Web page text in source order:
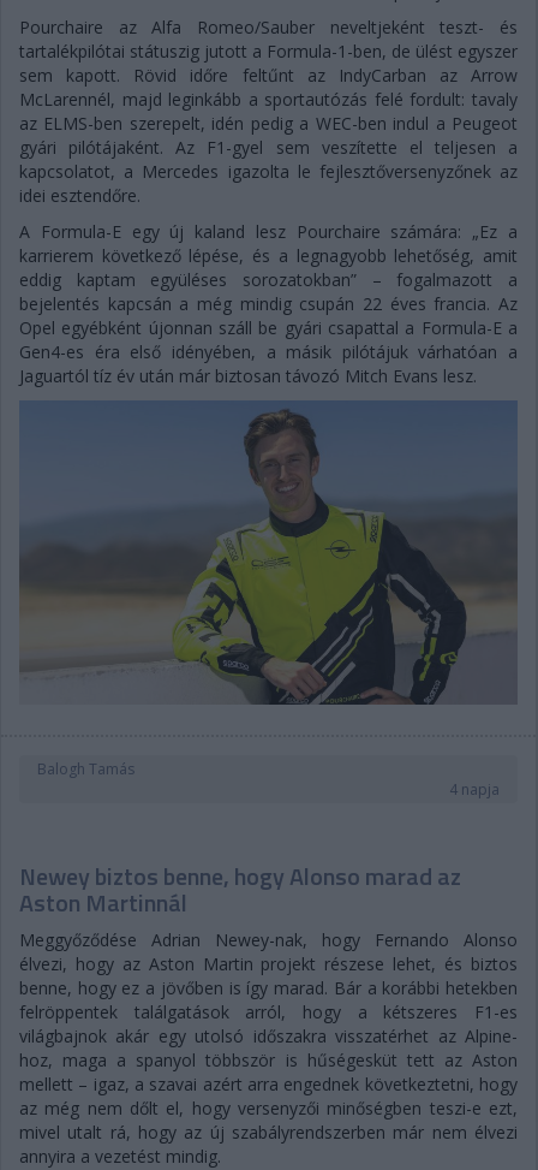
Pourchaire az Alfa Romeo/Sauber neveltjeként teszt- és
tartalékpilótai státuszig jutott a Formula-1-ben, de ülést egyszer
sem kapott. Rövid időre feltűnt az IndyCarban az Arrow
McLarennél, majd leginkább a sportautózás felé fordult: tavaly
az ELMS-ben szerepelt, idén pedig a WEC-ben indul a Peugeot
gyári pilótájaként. Az F1-gyel sem veszítette el teljesen a
kapcsolatot, a Mercedes igazolta le fejlesztőversenyzőnek az
idei esztendőre.
A Formula-E egy új kaland lesz Pourchaire számára: „Ez a
karrierem következő lépése, és a legnagyobb lehetőség, amit
eddig kaptam együléses sorozatokban” – fogalmazott a
bejelentés kapcsán a még mindig csupán 22 éves francia. Az
Opel egyébként újonnan száll be gyári csapattal a Formula-E a
Gen4-es éra első idényében, a másik pilótájuk várhatóan a
Jaguartól tíz év után már biztosan távozó Mitch Evans lesz.
Balogh Tamás
4 napja
Newey biztos benne, hogy Alonso marad az
Aston Martinnál
Meggyőződése Adrian Newey-nak, hogy Fernando Alonso
élvezi, hogy az Aston Martin projekt részese lehet, és biztos
benne, hogy ez a jövőben is így marad. Bár a korábbi hetekben
felröppentek találgatások arról, hogy a kétszeres F1-es
világbajnok akár egy utolsó időszakra visszatérhet az Alpine-
hoz, maga a spanyol többször is hűségesküt tett az Aston
mellett – igaz, a szavai azért arra engednek következtetni, hogy
az még nem dőlt el, hogy versenyzői minőségben teszi-e ezt,
mivel utalt rá, hogy az új szabályrendszerben már nem élvezi
annyira a vezetést mindig.